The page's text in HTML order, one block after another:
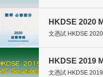
HKDSE 2020
文憑試 HKDSE
HKDSE 2019
文憑試 HKDSE